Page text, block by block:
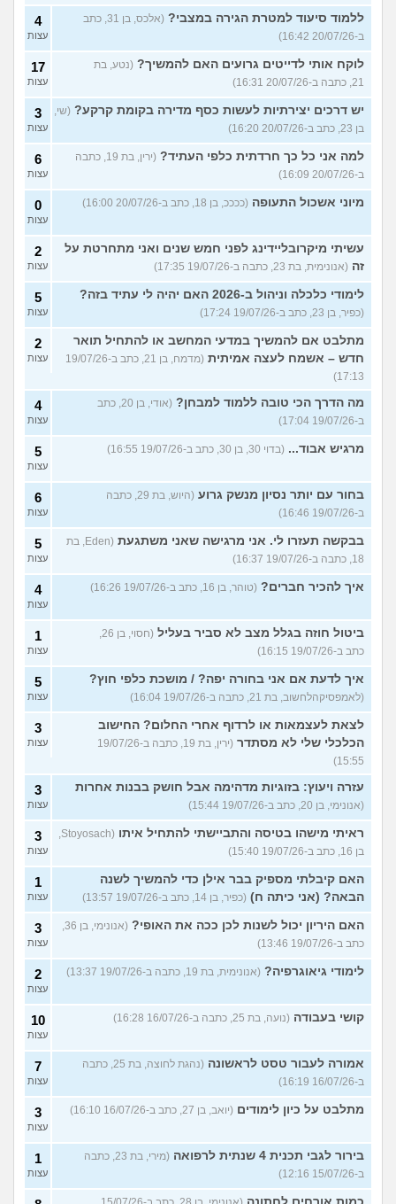
ללמוד סיעוד למטרת הגירה במצבי?
(אלכס, בן 31, כתב
ב-20/07/26 16:42)
4
עצות
לוקח אותי לדייטים גרועים האם להמשיך? (נטע, בת
21, כתבה ב-20/07/26 16:31)
17
עצות
יש דרכים יצירתיות לעשות כסף מדירה בקומת קרקע? (שי,
בן 23, כתב ב-20/07/26 16:20)
3
עצות
למה אני כל כך חרדתית כלפי העתיד?
(ירין, בת 19, כתבה
ב-20/07/26 16:09)
6
עצות
מיוני אשכול התעופה (ככככ, בן 18, כתב ב-20/07/26 16:00) 0
עצות
עשיתי מיקרובליידינג לפני חמש שנים ואני מתחרטת על
זה (אנונימית, בת 23, כתבה ב-19/07/26 17:35)
2
עצות
לימודי כלכלה וניהול ב-2026 האם יהיה לי עתיד בזה?
(כפיר, בן 23, כתב ב-19/07/26 17:24)
5
עצות
מתלבט אם להמשיך במדעי המחשב או להתחיל תואר
חדש – אשמח לעצה אמיתית
(מדמח, בן 21, כתב ב-19/07/26
17:13)
2
עצות
מה הדרך הכי טובה ללמוד למבחן?
(אודי, בן 20, כתב
ב-19/07/26 17:04)
4
עצות
מרגיש אבוד... (בדוי 30, בן 30, כתב ב-19/07/26 16:55) 5
עצות
בחור עם יותר נסיון מנשק גרוע
(היוש, בת 29, כתבה
ב-19/07/26 16:46)
6
עצות
בבקשה תעזרו לי. אני מרגישה שאני משתגעת
(Eden, בת
18, כתבה ב-19/07/26 16:37)
5
עצות
איך להכיר חברים? (טוהר, בן 16, כתב ב-19/07/26 16:26) 4
עצות
ביטול חוזה בגלל מצב לא סביר בעליל
(חסוי, בן 26,
כתב ב-19/07/26 16:15)
1
עצות
איך לדעת אם אני בחורה יפה? / מושכת כלפי חוץ?
(לאמפסיקהלחשוב, בת 21, כתבה ב-19/07/26 16:04)
5
עצות
לצאת לעצמאות או לרדוף אחרי החלום? החישוב
הכלכלי שלי לא מסתדר
(ירין, בת 19, כתבה ב-19/07/26
15:55)
3
עצות
עזרה ויעוץ: בזוגיות מדהימה אבל חושק בבנות אחרות
(אנונימי, בן 20, כתב ב-19/07/26 15:44)
3
עצות
ראיתי מישהו בטיסה והתביישתי להתחיל איתו
(Stoyosach,
בן 16, כתב ב-19/07/26 15:40)
3
עצות
האם קיבלתי מספיק בבר אילן כדי להמשיך לשנה
הבאה? (אני כיתה ח) (כפיר, בן 14, כתב ב-19/07/26 13:57)
1
עצות
האם היריון יכול לשנות לכן ככה את האופי?
(אנונימי, בן 36,
כתב ב-19/07/26 13:46)
3
עצות
לימודי גיאוגרפיה? (אנונימית, בת 19, כתבה ב-19/07/26 13:37) 2
עצות
קושי בעבודה (נועה, בת 25, כתבה ב-16/07/26 16:28) 10
עצות
אמורה לעבור טסט לראשונה
(נהגת לחוצה, בת 25, כתבה
ב-16/07/26 16:19)
7
עצות
מתלבט על כיון לימודים (יואב, בן 27, כתב ב-16/07/26 16:10) 3
עצות
בירור לגבי תכנית 4 שנתית לרפואה
(מירי, בת 23, כתבה
ב-15/07/26 12:16)
1
עצות